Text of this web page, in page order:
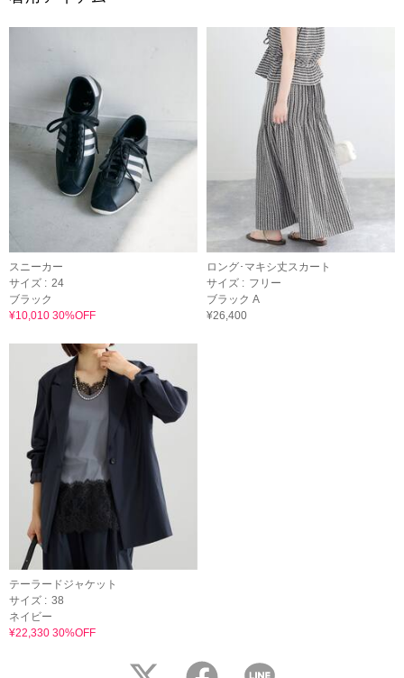
スニーカー
サイズ : 24
ブラック
¥10,010 30%OFF
ロング･マキシ丈スカート
サイズ : フリー
ブラック A
¥26,400
テーラードジャケット
サイズ : 38
ネイビー
¥22,330 30%OFF
twitter facebook